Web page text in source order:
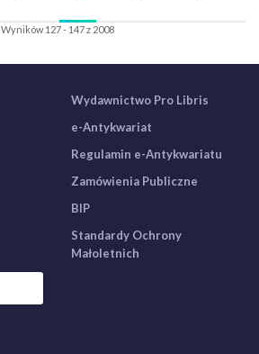
Wyników 127 - 147 z 2008
Wydawnictwo Pro Libris
e-Antykwariat
Regulamin e-Antykwariatu
Zamówienia Publiczne
BIP
Standardy Ochrony
Małoletnich